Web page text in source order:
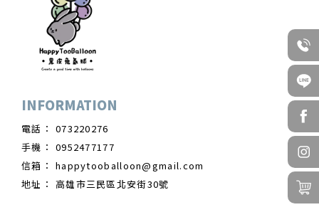
073220276
0952477177
happytooballoon@gmail.com
高雄市三民區北安街30號